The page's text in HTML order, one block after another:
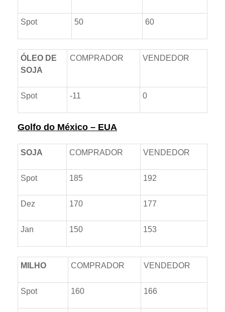
Spot 50 60
ÓLEO DE
SOJA
COMPRADOR VENDEDOR
Spot -11 0
Golfo do México – EUA
SOJA COMPRADOR VENDEDOR
Spot 185 192
Dez 170 177
Jan 150 153
MILHO COMPRADOR VENDEDOR
Spot 160 166